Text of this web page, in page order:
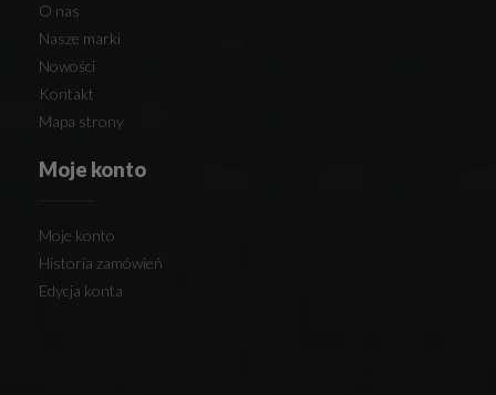
O nas
Nasze marki
Nowości
Kontakt
Mapa strony
Moje konto
Moje konto
Historia zamówień
Edycja konta